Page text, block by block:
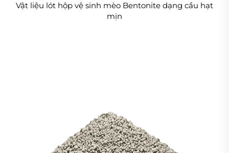
Vật liệu lót hộp vệ sinh mèo Bentonite dạng cầu hạt
mịn